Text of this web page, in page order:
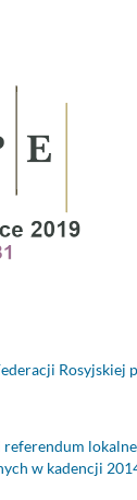
Rosyjskiej
w kadencji